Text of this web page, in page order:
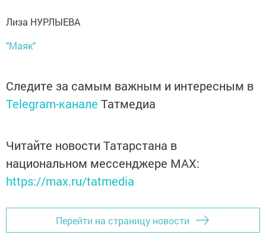
Лиза НУРЛЫЕВА
"Маяк"
Следите за самым важным и интересным в
Telegram-канале Татмедиа
Читайте новости Татарстана в
национальном мессенджере MАХ:
https://max.ru/tatmedia
Перейти на страницу новости